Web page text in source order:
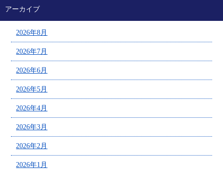
アーカイブ
2026年8月
2026年7月
2026年6月
2026年5月
2026年4月
2026年3月
2026年2月
2026年1月